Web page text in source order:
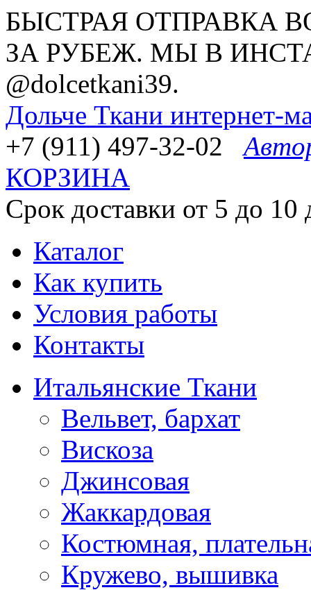
БЫСТРАЯ ОТПРАВКА
ЗА РУБЕЖ. МЫ В
@dolcetkani39.
Дольче Ткани интернет-
+7 (911) 497-32-02
КОРЗИНА
Срок доставки от 5 до 10
Каталог
Как купить
Условия работы
Контакты
Итальянские Ткани
Вельвет, бархат
Вискоза
Джинсовая
Жаккардовая
Костюмная,
Кружево, вышивка